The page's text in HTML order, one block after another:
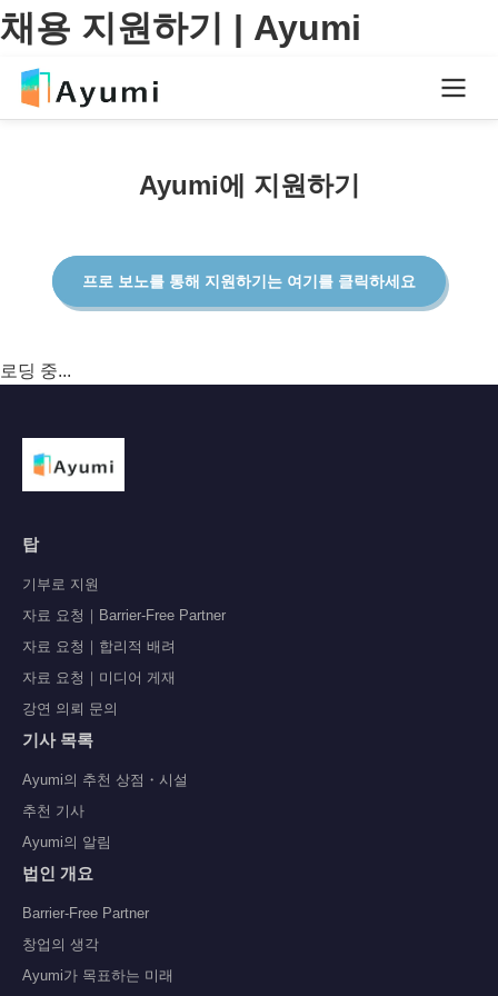
채용 지원하기 | Ayumi
Ayumi에 지원하기
프로 보노를 통해 지원하기는 여기를 클릭하세요
로딩 중...
탑
기부로 지원
자료 요청｜Barrier-Free Partner
자료 요청｜합리적 배려
자료 요청｜미디어 게재
강연 의뢰 문의
기사 목록
Ayumi의 추천 상점・시설
추천 기사
Ayumi의 알림
법인 개요
Barrier-Free Partner
창업의 생각
Ayumi가 목표하는 미래